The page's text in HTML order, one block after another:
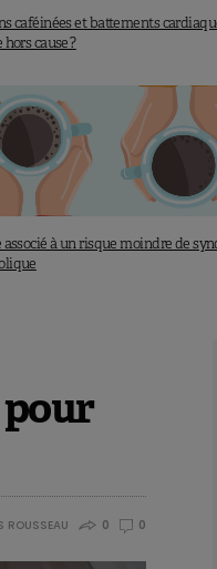
caféinées et battements
cause ?
associé à un risque moindre de
pour
ROUSSEAU 0 0